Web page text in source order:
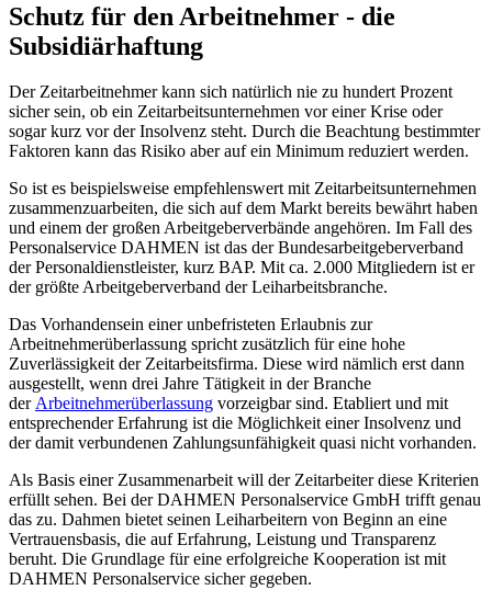
Schutz für den Arbeitnehmer - die
Subsidiärhaftung
Der Zeitarbeitnehmer kann sich natürlich nie zu hundert Prozent
sicher sein, ob ein Zeitarbeitsunternehmen vor einer Krise oder
sogar kurz vor der Insolvenz steht. Durch die Beachtung bestimmter
Faktoren kann das Risiko aber auf ein Minimum reduziert werden.
So ist es beispielsweise empfehlenswert mit Zeitarbeitsunternehmen
zusammenzuarbeiten, die sich auf dem Markt bereits bewährt haben
und einem der großen Arbeitgeberverbände angehören. Im Fall des
Personalservice DAHMEN ist das der Bundesarbeitgeberverband
der Personaldienstleister, kurz BAP. Mit ca. 2.000 Mitgliedern ist er
der größte Arbeitgeberverband der Leiharbeitsbranche.
Das Vorhandensein einer unbefristeten Erlaubnis zur
Arbeitnehmerüberlassung spricht zusätzlich für eine hohe
Zuverlässigkeit der Zeitarbeitsfirma. Diese wird nämlich erst dann
ausgestellt, wenn drei Jahre Tätigkeit in der Branche
derArbeitnehmerüberlassung vorzeigbar sind. Etabliert und mit
entsprechender Erfahrung ist die Möglichkeit einer Insolvenz und
der damit verbundenen Zahlungsunfähigkeit quasi nicht vorhanden.
Als Basis einer Zusammenarbeit will der Zeitarbeiter diese Kriterien
erfüllt sehen. Bei der DAHMEN Personalservice GmbH trifft genau
das zu. Dahmen bietet seinen Leiharbeitern von Beginn an eine
Vertrauensbasis, die auf Erfahrung, Leistung und Transparenz
beruht. Die Grundlage für eine erfolgreiche Kooperation ist mit
DAHMEN Personalservice sicher gegeben.